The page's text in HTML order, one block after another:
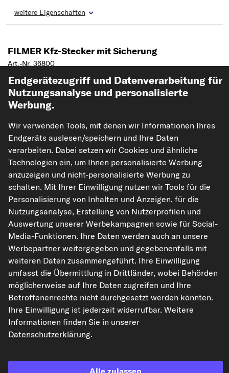
weitere Eigenschaften
FILMER Kfz-Stecker mit Sicherung
Art.-Nr. 36800
5,90 €
Der Artikel ist universell verwendbar
In den Warenkorb
Auf den Merkzettel
Zur Detailseite
Universal Sicherheitsstecker.Eigenschaften:passend f
ür 12 V Kfz-Anschlussbuchse und NormsteckdosenDIN
Stecker mit eingebauter Sicherung 8AFarbe: schwarzM
aterial: KunststoffMaße: Ø 15 x 80 mmVerpackung...
HPAUTO Stecker 7.-pol. Metall
Endgerätezugriff und Datenverarbeitung für
Nutzungsanalyse und personalisierte
Werbung.
Wir verwenden Tools, mit denen wir Informationen Ihres
Endgeräts auslesen/speichern und Ihre Daten
verarbeiten. Dabei setzen wir Cookies und ähnliche
Technologien ein, um Ihnen personalisierte Werbung
anzuzeigen und nicht-personalisierte Werbung zu
schalten. Mit Ihrer Einwilligung nutzen wir Tools für die
Personalisierung von Inhalten und Anzeigen, für die
Nutzungsanalyse, Erstellung von Nutzerprofilen und
Auswertung unserer Werbekampagnen sowie für Social-
Media-Funktionen. Ihre Daten werden auch an unsere
Werbepartner weitergegeben und gegebenenfalls mit
weiteren Daten zusammengeführt. Ihre Einwilligung
umfasst die Übermittlung in Drittländer, wobei Behörden
möglicherweise auf Ihre Daten zugreifen und Ihre
Betroffenenrechte nicht durchgesetzt werden könnten.
Ihre Einwilligung ist jederzeit widerrufbar. Weitere
Informationen finden Sie in unserer
Datenschutzerklärung.
Alle zulassen